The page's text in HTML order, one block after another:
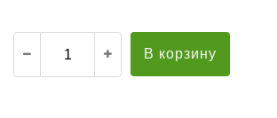
В корзину